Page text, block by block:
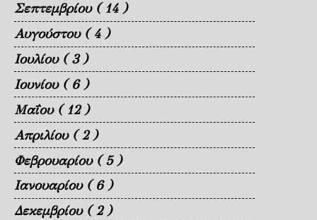
Σεπτεμβρίου ( 14 )
Αυγούστου ( 4 )
Ιουλίου ( 3 )
Ιουνίου ( 6 )
Μαΐου ( 12 )
Απριλίου ( 2 )
Φεβρουαρίου ( 5 )
Ιανουαρίου ( 6 )
Δεκεμβρίου ( 2 )